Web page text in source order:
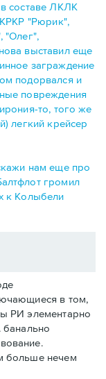
составе ЛКЛК
КРКР "Рюрик",
"Олег",
выставил еще
заграждение
подорвался и
повреждения
то, того же
легкий крейсер
нам еще про
громил
к Колыбели
в том,
РИ элементарно
банально
больше нечем